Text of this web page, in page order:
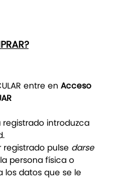
entre en Acceso
registrado introduzca
registrado pulse darse
persona física o
los datos que se le